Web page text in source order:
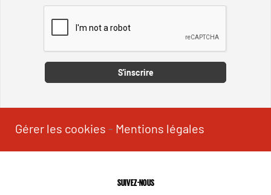
S'inscrire
Gérer les cookies - Mentions légales
SUIVEZ-NOUS